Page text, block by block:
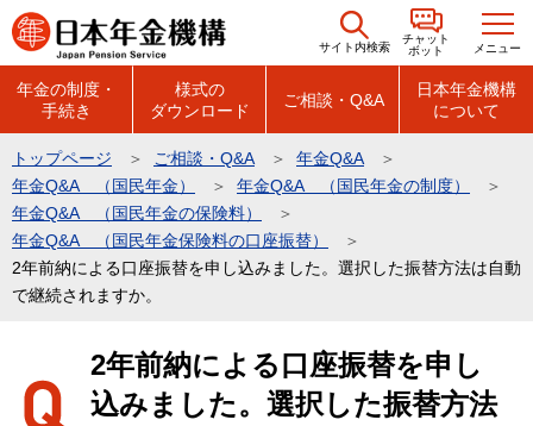
こ
の
の
先
頭
で
す
サイト内検索
チャット
ボット
メニュー
年金の制度・
手続き
様式の
ダウンロード
ご相談・Q&A
日本年金機構
について
トップページ ご相談・Q&A
年金Q&A
年金Q&A （国民年金）
年金Q&A （国民年金の制度）
年金Q&A （国民年金の保険料）
年金Q&A （国民年金保険料の口座振替）
2年前納による口座振替を申し込みました。選択した振替方法は自動
で継続されますか。
2年前納による口座振替を申し
込みました。選択した振替方法